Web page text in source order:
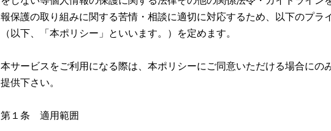
報保護の取り組みに関する苦情・相談に適切に対応するため、以下のプラ
（以下、「本ポリシー」といいます。）を定めます。
本サービスをご利用になる際は、本ポリシーにご同意いただける場合にの
提供下さい。
第１条 適用範囲